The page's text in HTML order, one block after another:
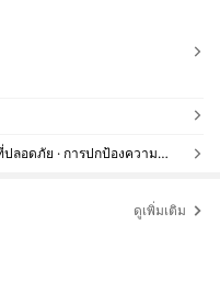
มีบริการเก็บเงินปลายทาง · การชำระเงินที่ปลอดภัย · การปกป้องความเป็นส่วนตัว
ดูเพิ่มเติม